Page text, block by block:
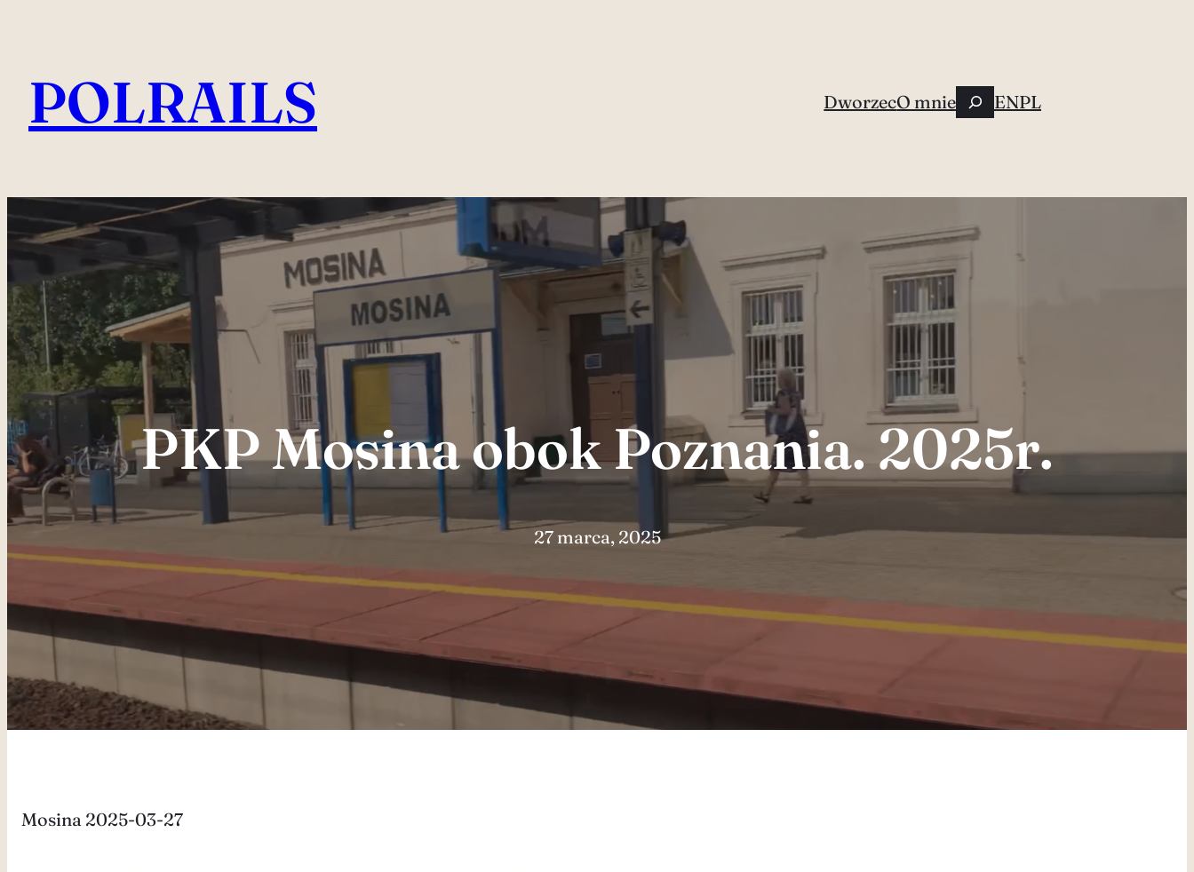
treści
POLRAILS DworzecO mnieSzukaj
ENPL
PKP Mosina obok Poznania. 2025r.
27 marca, 2025
Mosina 2025-03-27